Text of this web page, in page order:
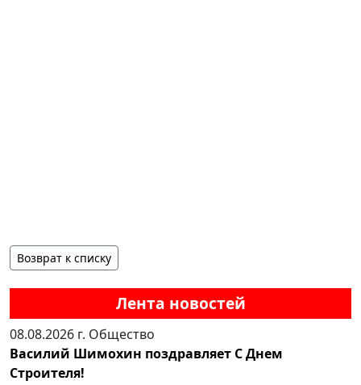
Лента новостей
08.08.2026 г. Общество
Василий Шимохин поздравляет С Днем
Строителя!
Возврат к списку